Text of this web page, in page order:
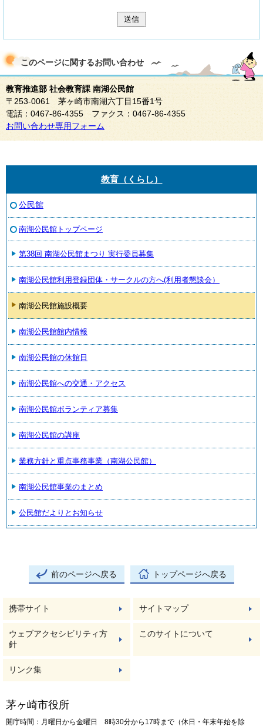
送信
このページに関するお問い合わせ
教育推進部 社会教育課 南湖公民館
〒253-0061 茅ヶ崎市南湖六丁目15番1号
電話：0467-86-4355 ファクス：0467-86-4355
お問い合わせ専用フォーム
教育（くらし）
公民館
南湖公民館トップページ
第38回 南湖公民館まつり 実行委員募集
南湖公民館利用登録団体・サークルの方へ(利用者懇談会）
南湖公民館施設概要
南湖公民館館内情報
南湖公民館の休館日
南湖公民館への交通・アクセス
南湖公民館ボランティア募集
南湖公民館の講座
業務方針と重点事務事業（南湖公民館）
南湖公民館事業のまとめ
公民館だよりとお知らせ
前のページへ戻る トップページへ戻る
携帯サイト サイトマップ
ウェブアクセシビリティ方
針
このサイトについて
リンク集
茅ヶ崎市役所
開庁時間：月曜日から金曜日 8時30分から17時まで（休日・年末年始を除